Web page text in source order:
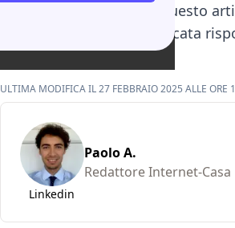
Sei nel posto giusto: in questo
procedere in caso di mancata
ULTIMA MODIFICA IL 27 FEBBRAIO 2025 ALLE ORE
Linkedin
Paolo A.
Redattore Internet-Casa